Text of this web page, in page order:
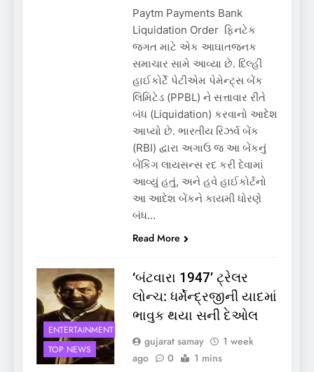
Paytm Payments Bank
Liquidation Order ફિનટેક
જગત માટે એક આઘાતજનક
સમાચાર સામે આવ્યા છે. દિલ્હી
હાઈકોર્ટે પેટીએમ પેમેન્ટ્સ બેંક
લિમિટેડ (PPBL) ને સત્તાવાર રીતે
બંધ (Liquidation) કરવાનો આદેશ
આપ્યો છે. ભારતીય રિઝર્વ બેંક
(RBI) દ્વારા અગાઉ જ આ બેંકનું
બેંકિંગ લાયસન્સ રદ કરી દેવામાં
આવ્યું હતું, અને હવે હાઈકોર્ટનો
આ આદેશ બેંકને કાયમી ધોરણે
બંધ…
Read More
ENTERTAINMENT
TOP NEWS
‘બંટવારા 1947’ ટ્રેલર
લોન્ચ: ધર્મેન્દ્રજીની યાદમાં
ભાવુક થયા સની દેઓલ
gujarat samay
1 week
ago
0 1 mins